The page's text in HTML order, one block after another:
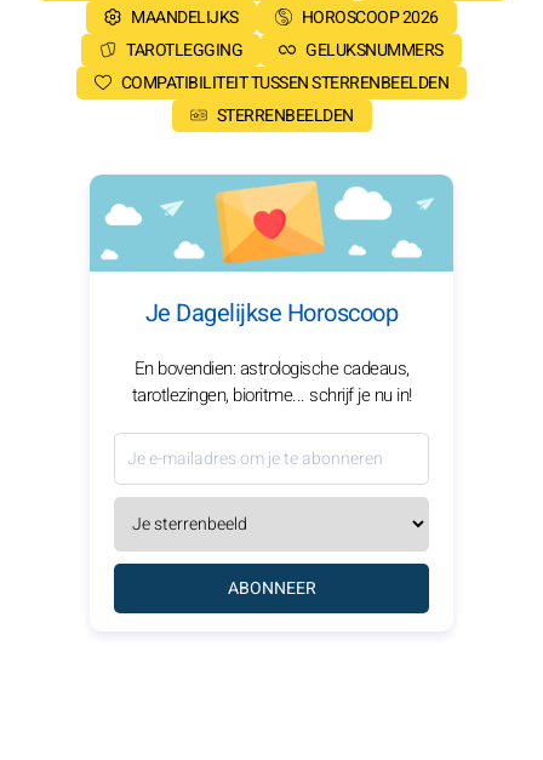
MAANDELIJKS
HOROSCOOP 2026
TAROTLEGGING
GELUKSNUMMERS
COMPATIBILITEIT TUSSEN STERRENBEELDEN
STERRENBEELDEN
Je Dagelijkse Horoscoop
En bovendien: astrologische cadeaus,
tarotlezingen, bioritme... schrijf je nu in!
ABONNEER